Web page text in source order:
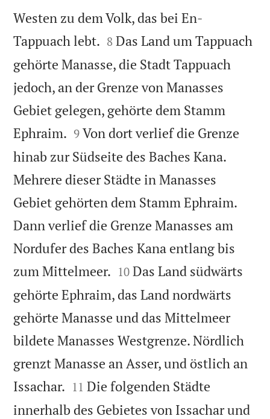
Westen zu dem Volk, das bei En-
Tappuach lebt. 

8 Das Land um Tappuach
gehörte Manasse, die Stadt Tappuach
jedoch, an der Grenze von Manasses
Gebiet gelegen, gehörte dem Stamm
Ephraim. 

9 Von dort verlief die Grenze
hinab zur Südseite des Baches Kana.
Mehrere dieser Städte in Manasses
Gebiet gehörten dem Stamm Ephraim.
Dann verlief die Grenze Manasses am
Nordufer des Baches Kana entlang bis
zum Mittelmeer. 

10 Das Land südwärts
gehörte Ephraim, das Land nordwärts
gehörte Manasse und das Mittelmeer
bildete Manasses Westgrenze. Nördlich
grenzt Manasse an Asser, und östlich an
Issachar. 

11 Die folgenden Städte
innerhalb des Gebietes von Issachar und